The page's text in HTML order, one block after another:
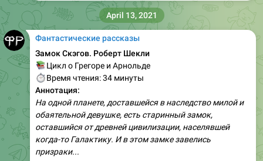
Фантастические рассказы
Замок Скэгов. Роберт Шекли
Цикл о Грегоре и Арнольде
Время чтения: 34 минуты
Аннотация:
На одной планете, доставшейся в наследство милой и
обаятельной девушке, есть старинный замок,
оставшийся от древней цивилизации, населявшей
когда-то Галактику. И в этом замке завелись
призраки...
April 13, 2021